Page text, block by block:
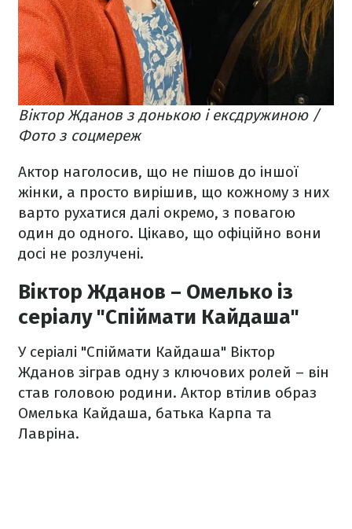
Віктор Жданов з донькою і ексдружиною /
Фото з соцмереж
Актор наголосив, що не пішов до іншої
жінки, а просто вирішив, що кожному з них
варто рухатися далі окремо, з повагою
один до одного. Цікаво, що офіційно вони
досі не розлучені.
Віктор Жданов – Омелько із
серіалу "Спіймати Кайдаша"
У серіалі "Спіймати Кайдаша" Віктор
Жданов зіграв одну з ключових ролей – він
став головою родини. Актор втілив образ
Омелька Кайдаша, батька Карпа та
Лавріна.